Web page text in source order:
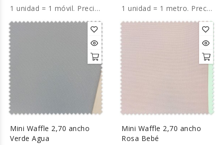
1 unidad = 1 móvil. Precio
por unidad.
1 unidad = 1 metro. Precio
por metro.
Mini Waffle 2,70 ancho
Verde Agua
Mini Waffle 2,70 ancho
Rosa Bebé